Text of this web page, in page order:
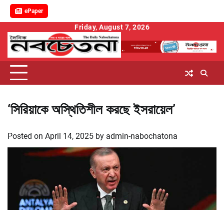
ePaper
content
Friday, August 7, 2026
‘সিরিয়াকে অস্থিতিশীল করছে ইসরায়েল’
Posted on April 14, 2025 by admin-nabochatona